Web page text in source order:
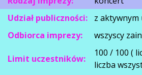
Udział publiczności:
z aktywnym
Odbiorca imprezy:
wszyscy
Limit uczestników:
100 / 100 (
liczba